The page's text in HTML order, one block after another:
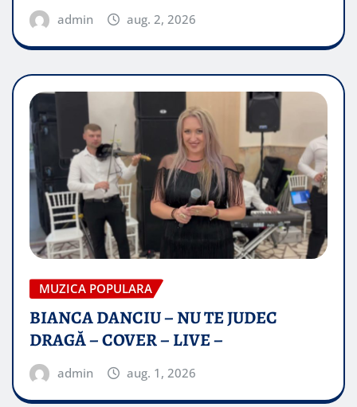
admin aug. 2, 2026
MUZICA POPULARA
BIANCA DANCIU – NU TE JUDEC
DRAGĂ – COVER – LIVE –
admin aug. 1, 2026